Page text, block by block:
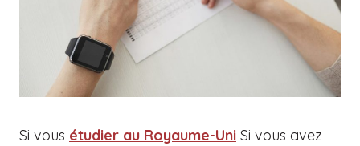
Si vous étudier au Royaume-Uni Si vous avez